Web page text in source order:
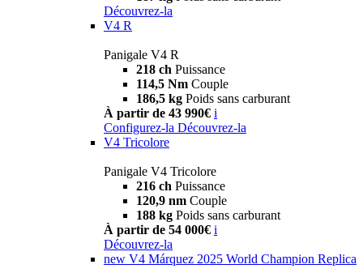
Découvrez-la
V4 R
Panigale V4 R
218 ch Puissance
114,5 Nm Couple
186,5 kg Poids sans carburant
À partir de 43 990€ i
Configurez-la Découvrez-la
V4 Tricolore
Panigale V4 Tricolore
216 ch Puissance
120,9 nm Couple
188 kg Poids sans carburant
À partir de 54 000€ i
Découvrez-la
new V4 Márquez 2025 World Champion Replica